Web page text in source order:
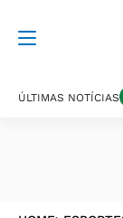
ÚLTIMAS NOTÍCIAS